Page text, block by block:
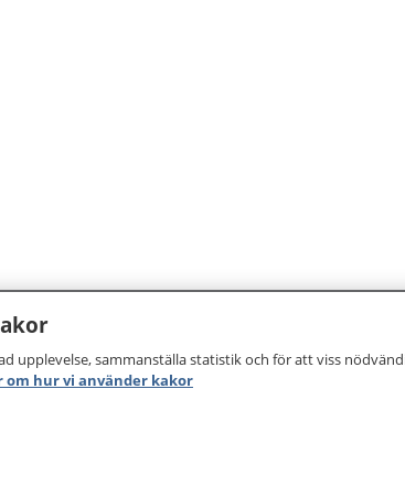
upplevelse, sammanställa statistik och för att viss
om hur vi använder kakor